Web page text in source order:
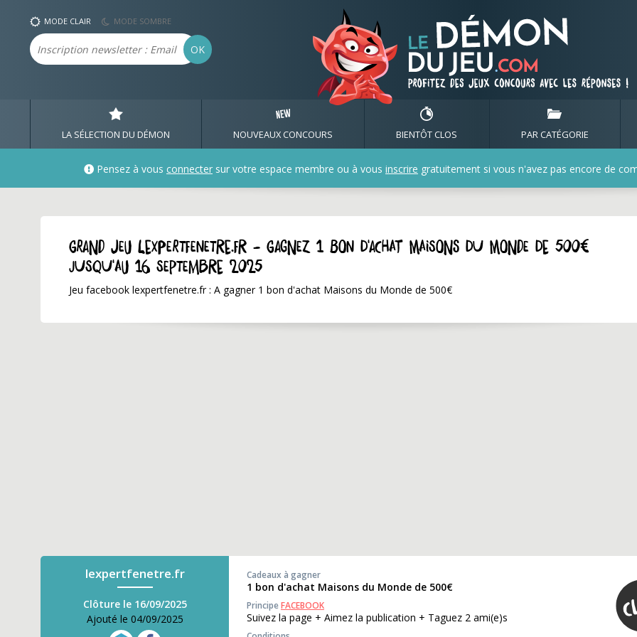
MODE CLAIR MODE SOMBRE
Email OK
LA SÉLECTION DU DÉMON NOUVEAUX CONCOURS BIENTÔT CLOS PAR CATÉGORIE
Pensez à vous connecter sur votre espace membre ou à vous inscrire gratuitement si vous n'avez pas encore de
GRAND JEU lexpertfenetre.fr - Gagnez 1 bon d'achat Maisons du Monde de 500€
jusqu'au 16 septembre 2025
Jeu facebook lexpertfenetre.fr : A gagner 1 bon d'achat Maisons du Monde de 500€
lexpertfenetre.fr
Clôture le 16/09/2025
Ajouté le 04/09/2025
Cadeaux à gagner
1 bon d'achat Maisons du Monde de 500€
PrincipeFACEBOOK
Suivez la page + Aimez la publication + Taguez 2 ami(e)s